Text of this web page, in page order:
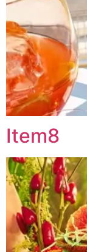
Item8